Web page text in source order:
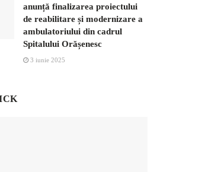
anunță finalizarea proiectului
de reabilitare și modernizare a
ambulatoriului din cadrul
Spitalului Orășenesc
3 iunie 2025